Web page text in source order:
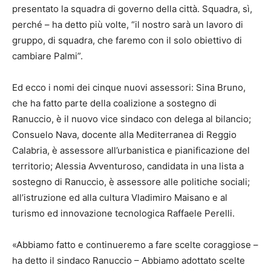
presentato la squadra di governo della città. Squadra, sì,
perché – ha detto più volte, “il nostro sarà un lavoro di
gruppo, di squadra, che faremo con il solo obiettivo di
cambiare Palmi”.
Ed ecco i nomi dei cinque nuovi assessori: Sina Bruno,
che ha fatto parte della coalizione a sostegno di
Ranuccio, è il nuovo vice sindaco con delega al bilancio;
Consuelo Nava, docente alla Mediterranea di Reggio
Calabria, è assessore all’urbanistica e pianificazione del
territorio; Alessia Avventuroso, candidata in una lista a
sostegno di Ranuccio, è assessore alle politiche sociali;
all’istruzione ed alla cultura Vladimiro Maisano e al
turismo ed innovazione tecnologica Raffaele Perelli.
«Abbiamo fatto e continueremo a fare scelte coraggiose –
ha detto il sindaco Ranuccio – Abbiamo adottato scelte